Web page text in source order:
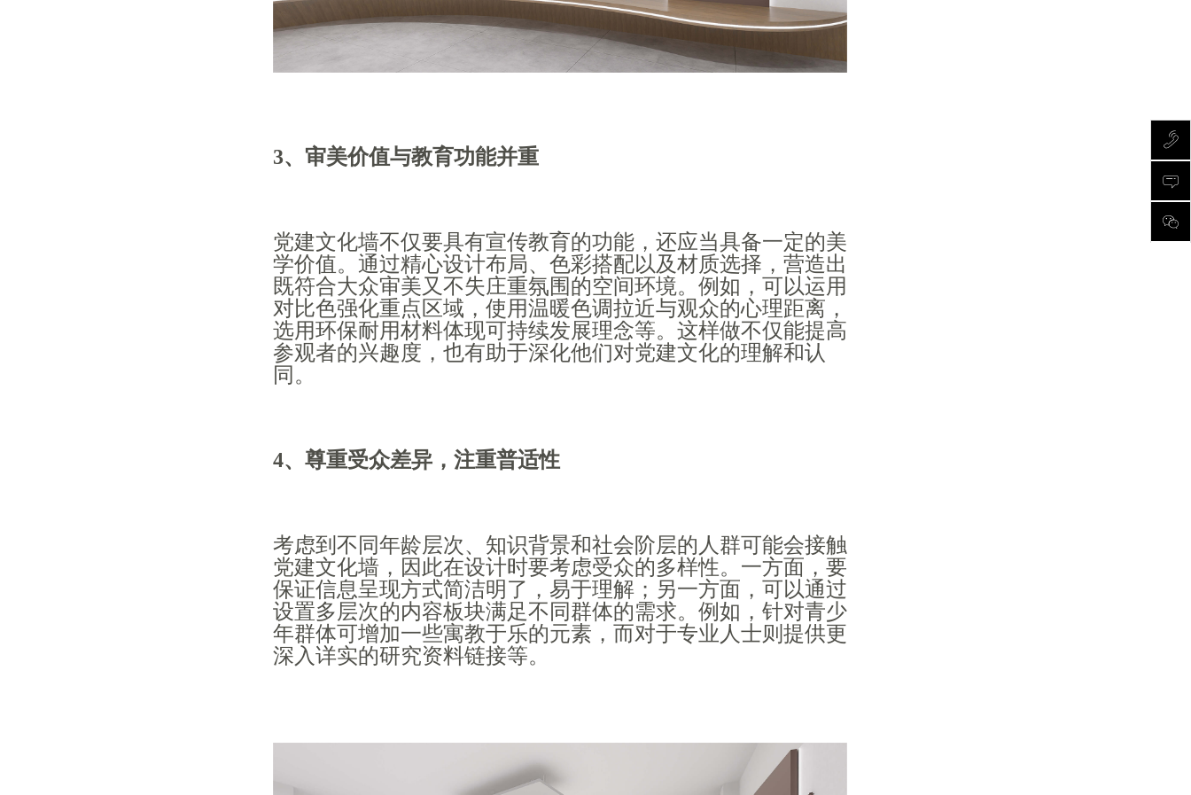
3、审美价值与教育功能并重
党建文化墙不仅要具有宣传教育的功能，还应当具备一定的美
学价值。通过精心设计布局、色彩搭配以及材质选择，营造出
既符合大众审美又不失庄重氛围的空间环境。例如，可以运用
对比色强化重点区域，使用温暖色调拉近与观众的心理距离，
选用环保耐用材料体现可持续发展理念等。这样做不仅能提高
参观者的兴趣度，也有助于深化他们对党建文化的理解和认
同。
4、尊重受众差异，注重普适性
考虑到不同年龄层次、知识背景和社会阶层的人群可能会接触
党建文化墙，因此在设计时要考虑受众的多样性。一方面，要
保证信息呈现方式简洁明了，易于理解；另一方面，可以通过
设置多层次的内容板块满足不同群体的需求。例如，针对青少
年群体可增加一些寓教于乐的元素，而对于专业人士则提供更
深入详实的研究资料链接等。